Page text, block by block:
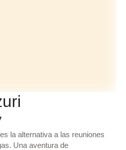
la alternativa a las reuniones
Una aventura de